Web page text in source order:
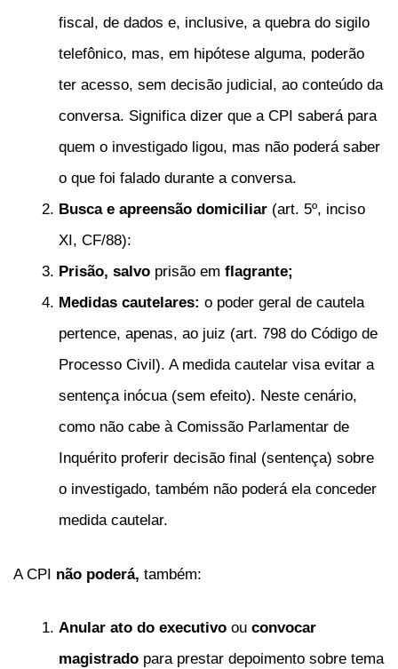
fiscal, de dados e, inclusive, a quebra do sigilo
telefônico, mas, em hipótese alguma, poderão
ter acesso, sem decisão judicial, ao conteúdo da
conversa. Significa dizer que a CPI saberá para
quem o investigado ligou, mas não poderá saber
o que foi falado durante a conversa.
Busca e apreensão domiciliar (art. 5º, inciso
XI, CF/88):
Prisão, salvo prisão em flagrante;
Medidas cautelares: o poder geral de cautela
pertence, apenas, ao juiz (art. 798 do Código de
Processo Civil). A medida cautelar visa evitar a
sentença inócua (sem efeito). Neste cenário,
como não cabe à Comissão Parlamentar de
Inquérito proferir decisão final (sentença) sobre
o investigado, também não poderá ela conceder
medida cautelar.
A CPI não poderá, também:
Anular ato do executivo ou convocar
magistrado para prestar depoimento sobre tema